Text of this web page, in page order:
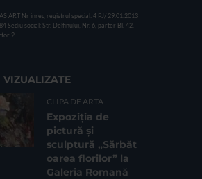
ART Nr inreg registrul special: 4 PJ/ 29.01.2013
Sediu social: Str. Delfinului, Nr. 6, parter Bl. 42,
2
VIZUALIZATE
CLIPA DE ARTA
Expoziția de
pictură și
sculptură „Sărbăt
oarea florilor” la
Galeria Romană